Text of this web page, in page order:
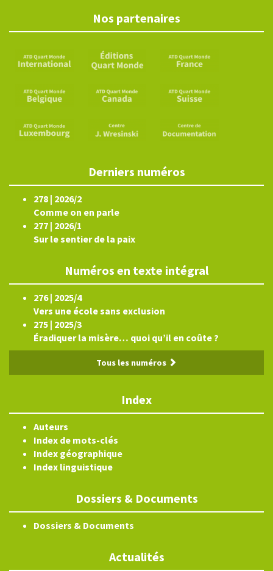
Nos partenaires
Derniers numéros
278 | 2026/2
Comme on en parle
277 | 2026/1
Sur le sentier de la paix
Numéros en texte intégral
276 | 2025/4
Vers une école sans exclusion
275 | 2025/3
Éradiquer la misère… quoi qu’il en coûte ?
Tous les numéros
Index
Auteurs
Index de mots-clés
Index géographique
Index linguistique
Dossiers & Documents
Dossiers & Documents
Actualités